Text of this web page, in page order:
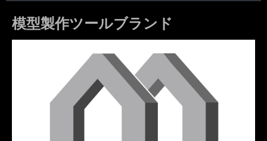
模型製作ツールブランド